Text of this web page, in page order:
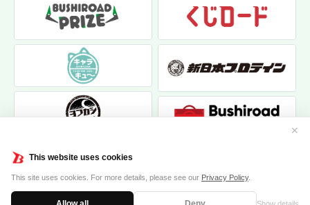
This website uses cookies
This site uses cookies. For more details, please see our Privacy Policy.
✕